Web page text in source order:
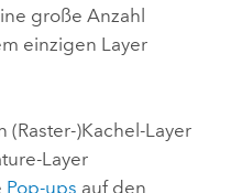
große Anzahl
einzigen Layer
)Kachel-Layer
Layer
Pop-ups auf den